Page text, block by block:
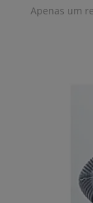
Apenas um